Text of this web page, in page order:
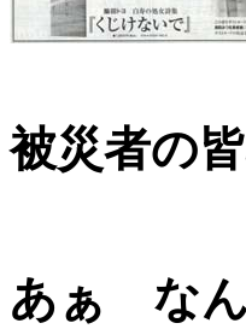
被災者の
あぁ なん